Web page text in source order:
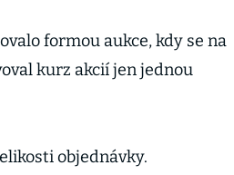
formou aukce, kdy se na
kurz akcií jen jednou
objednávky.